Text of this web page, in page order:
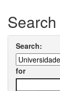
Search
Search:
for